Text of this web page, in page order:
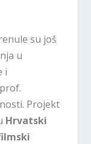
su još
u
i
Projekt
Hrvatski